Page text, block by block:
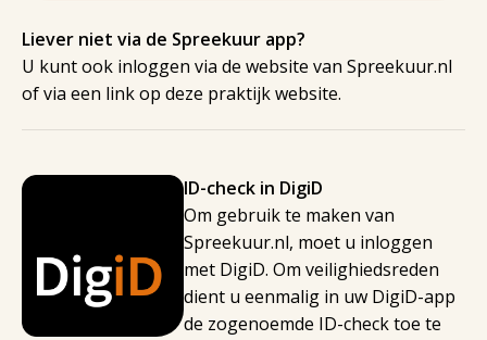
Liever niet via de Spreekuur app?
U kunt ook inloggen via de website van Spreekuur.nl
of via een link op deze praktijk website.
ID-check in DigiD
Om gebruik te maken van
Spreekuur.nl, moet u inloggen
met DigiD. Om veilighiedsreden
dient u eenmalig in uw DigiD-app
de zogenoemde ID-check toe te